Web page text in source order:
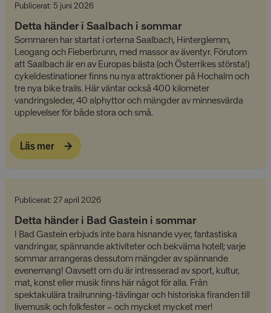
Publicerat: 5 juni 2026
Detta händer i Saalbach i sommar
Sommaren har startat i orterna Saalbach, Hinterglemm,
Leogang och Fieberbrunn, med massor av äventyr. Förutom
att Saalbach är en av Europas bästa (och Österrikes största!)
cykeldestinationer finns nu nya attraktioner på Hochalm och
tre nya bike trails. Här väntar också 400 kilometer
vandringsleder, 40 alphyttor och mängder av minnesvärda
upplevelser för både stora och små.
Läs mer
Publicerat: 27 april 2026
Detta händer i Bad Gastein i sommar
I Bad Gastein erbjuds inte bara hisnande vyer, fantastiska
vandringar, spännande aktiviteter och bekväma hotell; varje
sommar arrangeras dessutom mängder av spännande
evenemang! Oavsett om du är intresserad av sport, kultur,
mat, konst eller musik finns här något för alla. Från
spektakulära trailrunning-tävlingar och historiska firanden till
livemusik och folkfester – och mycket mycket mer!